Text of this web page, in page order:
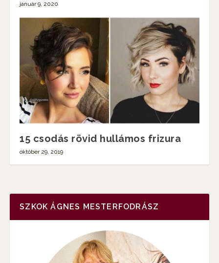
január 9, 2020
15 csodás rövid hullámos frizura
október 29, 2019
SZKOK ÁGNES MESTERFODRÁSZ